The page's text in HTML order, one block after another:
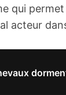
qui
acteur